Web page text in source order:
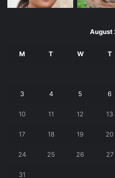
August
M T W T
3 4 5 6
10 11 12 13
17 18 19 20
24 25 26 27
31